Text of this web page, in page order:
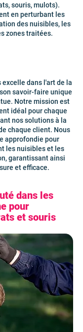
souris, mulots).
en perturbant les
des nuisibles, les
zones traitées.
dans l'art de la
savoir-faire unique
Notre mission est
idéal pour chaque
nos solutions à la
chaque client. Nous
approfondie pour
les nuisibles et les
garantissant ainsi
et efficace.
dans les
pour
et souris